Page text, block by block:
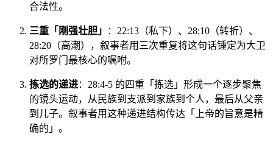
合法性。
三重「刚强壮胆」
：22:13（私下）、28:10（转折）、
28:20（高潮），叙事者用三次重复将这句话锤定为大卫
对所罗门最核心的嘱咐。
拣选的递进：28:4-5 的四重「拣选」形成一个逐步聚焦
的镜头运动，从民族到支派到家族到个人，最后从父亲
到儿子。叙事者用这种递进结构传达「上帝的旨意是精
确的」。